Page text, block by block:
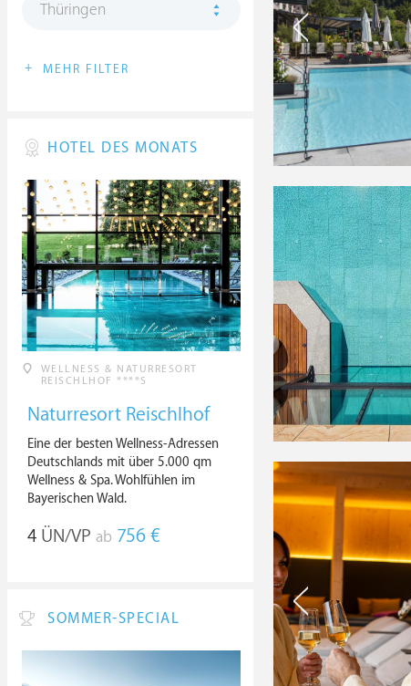
Thüringen
+ MEHR FILTER
HOTEL DES MONATS
WELLNESS & NATURRESORT
REISCHLHOF ****S
Naturresort Reischlhof
Eine der besten Wellness-Adressen
Deutschlands mit über 5.000 qm
Wellness & Spa. Wohlfühlen im
Bayerischen Wald.
4 ÜN/VP ab 756 €
SOMMER-SPECIAL